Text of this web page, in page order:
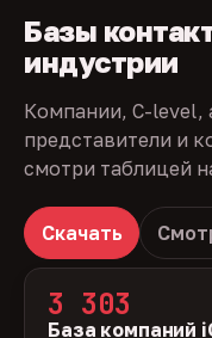
Базы
индустрии
Компании, C-level,
представители и
смотри таблицей
Скачать
3 303
База компаний